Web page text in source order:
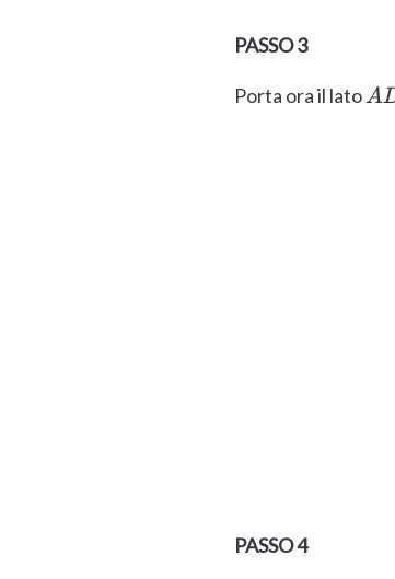
PASSO 3
Porta ora il latoAD
PASSO 4